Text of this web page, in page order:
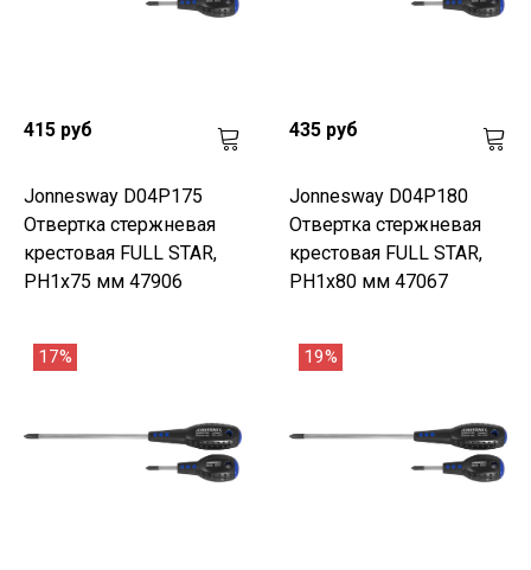
415 руб
Jonnesway D04P175
Отвертка стержневая
крестовая FULL STAR,
PH1х75 мм 47906
435 руб
Jonnesway D04P180
Отвертка стержневая
крестовая FULL STAR,
PH1х80 мм 47067
17% 19%